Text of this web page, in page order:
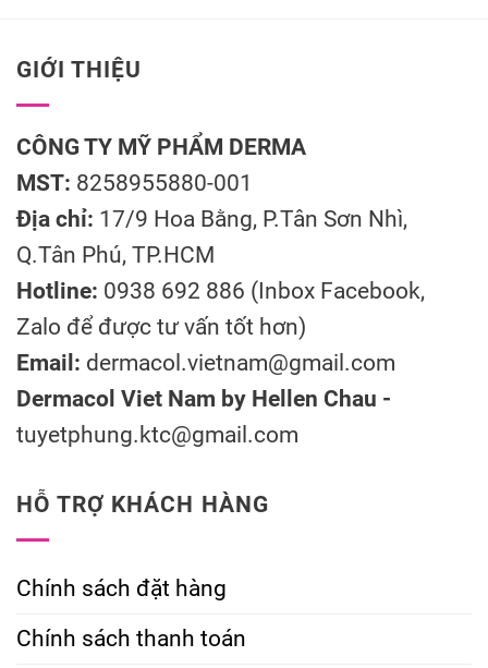
GIỚI THIỆU
CÔNG TY MỸ PHẨM DERMA
MST: 8258955880-001
Địa chỉ: 17/9 Hoa Bằng, P.Tân Sơn Nhì,
Q.Tân Phú, TP.HCM
Hotline: 0938 692 886 (Inbox Facebook,
Zalo để được tư vấn tốt hơn)
Email: dermacol.vietnam@gmail.com
Dermacol Viet Nam by Hellen Chau -
tuyetphung.ktc@gmail.com
HỖ TRỢ KHÁCH HÀNG
Chính sách đặt hàng
Chính sách thanh toán